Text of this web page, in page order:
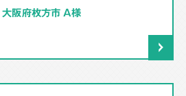
大阪府枚方市 A様